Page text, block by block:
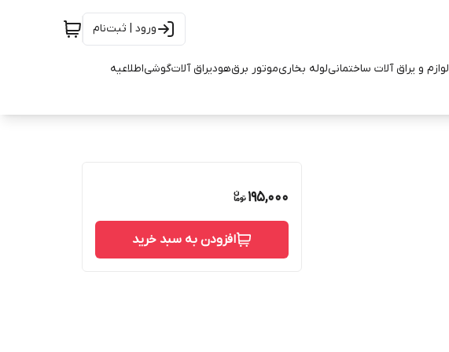
ورود | ثبت‌نام
لوازم و یراق آلات ساختمانیلوله بخاریموتور برقهودیراق آلاتگوشیاطلاعیه
195,000
افزودن به سبد خرید